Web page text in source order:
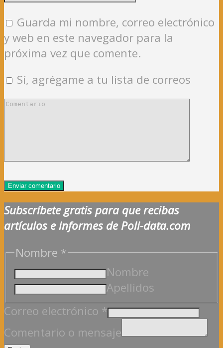
Guarda mi nombre, correo electrónico
y web en este navegador para la
próxima vez que comente.
Sí, agrégame a tu lista de correos
Subscríbete gratis para que recibas
artículos e informes de Poli-data.com
Nombre *
Nombre
Apellidos
electrónico
Nombre
o
Correo electrónico *
Comentario o mensaje